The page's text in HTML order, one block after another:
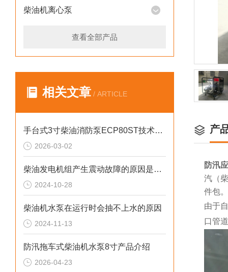
柴油机离心泵
查看全部产品
相关文章 / ARTICLE
手台式3寸柴油消防泵ECP80ST技术参数
2026-03-02
柴油发电机组产生震动故障的原因是什么？
2024-10-28
柴油机水泵在运行时会抽不上水的原因
2024-11-13
防汛拖车式柴油机水泵8寸产品介绍
2026-04-23
产
防汛
汽（
件包。
由于
口管